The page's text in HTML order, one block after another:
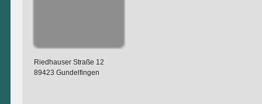
Riedhauser Straße 12
89423 Gundelfingen